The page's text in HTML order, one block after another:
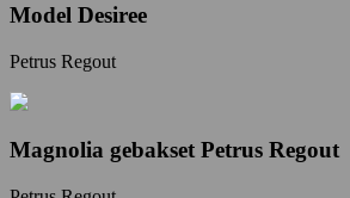
Model Desiree
Petrus Regout
Magnolia gebakset Petrus Regout